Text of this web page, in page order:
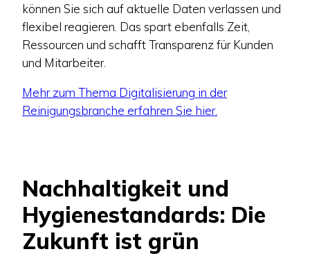
können Sie sich auf aktuelle Daten verlassen und
flexibel reagieren. Das spart ebenfalls Zeit,
Ressourcen und schafft Transparenz für Kunden
und Mitarbeiter.
Mehr zum Thema Digitalisierung in der
Reinigungsbranche erfahren Sie hier.
Nachhaltigkeit und
Hygienestandards: Die
Zukunft ist grün